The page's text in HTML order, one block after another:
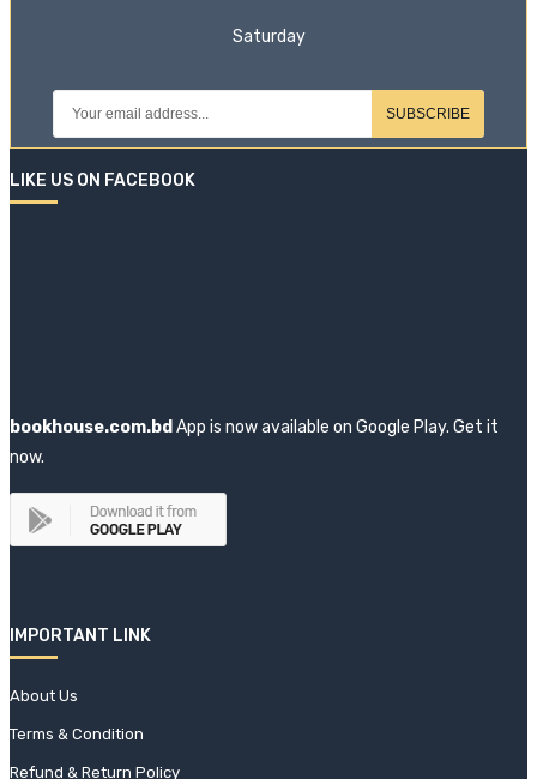
Saturday
SUBSCRIBE
LIKE US ON FACEBOOK
bookhouse.com.bd App is now available on Google Play. Get it
now.
IMPORTANT LINK
About Us
Terms & Condition
Refund & Return Policy